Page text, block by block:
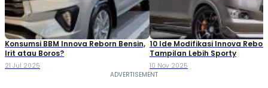
Konsumsi BBM Innova Reborn Bensin,
Irit atau Boros?
21 Jul 2025
10 Ide Modifikasi Innova
Tampilan Lebih Sporty
10 Nov 2025